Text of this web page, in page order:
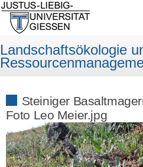
Landschaftsökologie
Steiniger
Foto Leo Meier.jpg